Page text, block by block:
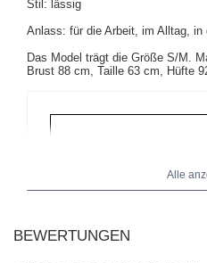
Stil: lässig
Anlass: für die Arbeit, im Alltag, in
Das Model trägt die Größe S/M.
Brust 88 cm, Taille 63 cm, Hüfte
Alle
BEWERTUNGEN